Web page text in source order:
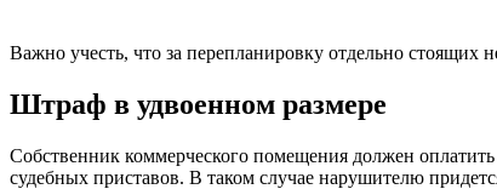
Важно учесть, что за перепланировку отдельно стоящих
Штраф в удвоенном размере
Собственник коммерческого помещения должен
судебных приставов. В таком случае нарушителю